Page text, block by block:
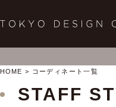
HOME コーディネート一覧
STAFF